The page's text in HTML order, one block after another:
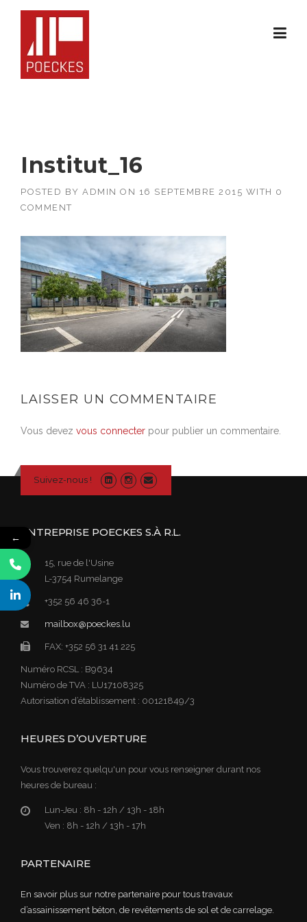
Institut_16
POSTED BY ADMIN ON 16 SEPTEMBRE 2015 WITH 0
COMMENT
LAISSER UN COMMENTAIRE
Vous devez vous connecter pour publier un commentaire.
Suivez-nous !
ENTREPRISE POECKES S.À R.L.
15, rue de l'Usine
L-3754 Rumelange
+352 56 46 36-1
mailbox@poeckes.lu
FAX: +352 56 31 41 225
Numéro RCSL : B9634
Numéro de TVA : LU17108325
Autorisation d’établissement : 00121849/3
HEURES D’OUVERTURE
Vous trouverez quelqu'un pour vous renseigner durant nos
heures de bureau :
Lun-Jeu : 8h - 12h / 13h - 18h
Ven : 8h - 12h / 13h - 17h
PARTENAIRE
En savoir plus sur notre partenaire pour tous travaux
d’assainissement béton, de revêtements de sol et de carrelage.
←